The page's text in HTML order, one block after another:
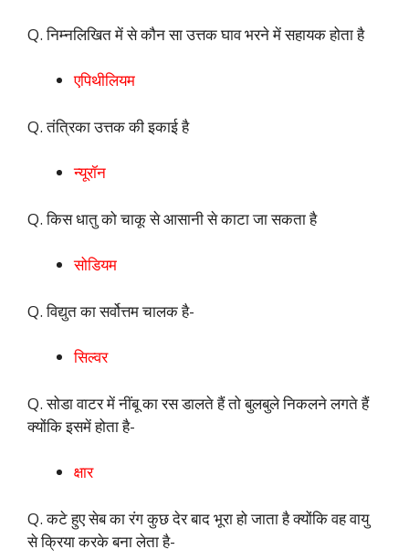
Q. निम्नलिखित में से कौन सा उत्तक घाव भरने में सहायक होता है
एपिथीलियम
Q. तंत्रिका उत्तक की इकाई है
न्यूरॉन
Q. किस धातु को चाकू से आसानी से काटा जा सकता है
सोडियम
Q. विद्युत का सर्वोत्तम चालक है-
सिल्वर
Q. सोडा वाटर में नींबू का रस डालते हैं तो बुलबुले निकलने लगते हैं
क्योंकि इसमें होता है-
क्षार
Q. कटे हुए सेब का रंग कुछ देर बाद भूरा हो जाता है क्योंकि वह वायु
से क्रिया करके बना लेता है-